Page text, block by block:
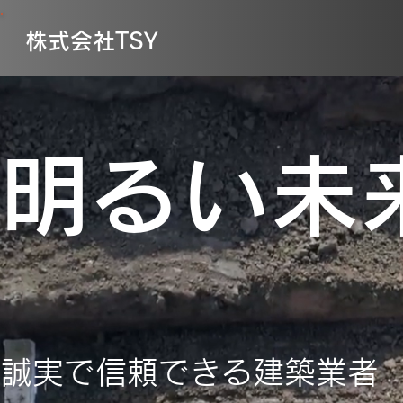
株式会社TSY
明るい未
誠実で信頼できる建築業者